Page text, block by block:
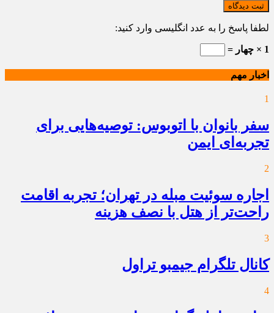
ثبت دیدگاه
لطفا پاسخ را به عدد انگلیسی وارد کنید:
1 × چهار =
اخبار مهم
1
سفر بانوان با اتوبوس: توصیه‌هایی برای
تجربه‌ای ایمن
2
اجاره سوئیت مبله در تهران؛ تجربه اقامت
راحت‌تر از هتل با نصف هزینه
3
کانال تلگرام جیمبو تراول
4